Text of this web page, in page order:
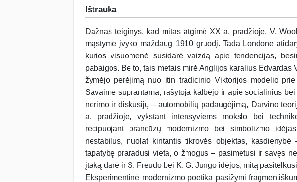
Ištrauka
Dažnas teiginys, kad mitas atgimė XX a. pradžioje. V.
mąstyme įvyko maždaug 1910 gruodį. Tada Londone
kurios visuomenė susidarė vaizdą apie tendencijas,
pabaigos. Be to, tais metais mirė Anglijos karalius Edvardas
žymėjo perėjimą nuo itin tradicinio Viktorijos modelio
Savaime suprantama, rašytoja kalbėjo ir apie socialinius
nerimo ir diskusijų – automobilių padaugėjimą, Darvino
a. pradžioje, vykstant intensyviems mokslo bei
recipuojant prancūzų modernizmo bei simbolizmo
nestabilus, nuolat kintantis tikrovės objektas,
tapatybę praradusi vieta, o žmogus – pasimetusi ir savęs
įtaką darė ir S. Freudo bei K. G. Jungo idėjos, mitą
Eksperimentinė modernizmo poetika pasižymi